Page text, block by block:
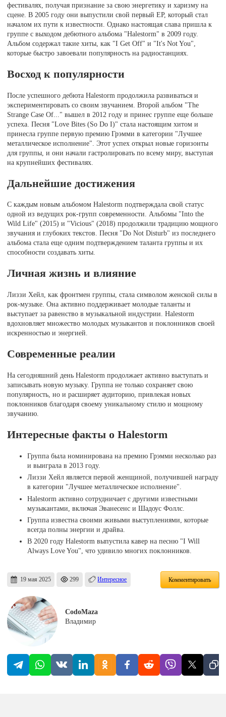
фестивалях, получая признание за свою энергетику и харизму на
сцене. В 2005 году они выпустили свой первый EP, который стал
началом их пути к известности. Однако настоящая слава пришла к
группе с выходом дебютного альбома "Halestorm" в 2009 году.
Альбом содержал такие хиты, как "I Get Off" и "It's Not You",
которые быстро завоевали популярность на радиостанциях.
Восход к популярности
После успешного дебюта Halestorm продолжила развиваться и
экспериментировать со своим звучанием. Второй альбом "The
Strange Case Of..." вышел в 2012 году и принес группе еще больше
успеха. Песня "Love Bites (So Do I)" стала настоящим хитом и
принесла группе первую премию Грэмми в категории "Лучшее
металлическое исполнение". Этот успех открыл новые горизонты
для группы, и они начали гастролировать по всему миру, выступая
на крупнейших фестивалях.
Дальнейшие достижения
С каждым новым альбомом Halestorm подтверждала свой статус
одной из ведущих рок-групп современности. Альбомы "Into the
Wild Life" (2015) и "Vicious" (2018) продолжили традицию мощного
звучания и глубоких текстов. Песня "Do Not Disturb" из последнего
альбома стала еще одним подтверждением таланта группы и их
способности создавать хиты.
Личная жизнь и влияние
Лиззи Хейл, как фронтмен группы, стала символом женской силы в
рок-музыке. Она активно поддерживает молодые таланты и
выступает за равенство в музыкальной индустрии. Halestorm
вдохновляет множество молодых музыкантов и поклонников своей
искренностью и энергией.
Современные реалии
На сегодняшний день Halestorm продолжает активно выступать и
записывать новую музыку. Группа не только сохраняет свою
популярность, но и расширяет аудиторию, привлекая новых
поклонников благодаря своему уникальному стилю и мощному
звучанию.
Интересные факты о Halestorm
Группа была номинирована на премию Грэмми несколько раз
и выиграла в 2013 году.
Лиззи Хейл является первой женщиной, получившей награду
в категории "Лучшее металлическое исполнение".
Halestorm активно сотрудничает с другими известными
музыкантами, включая Эванесенс и Шадоус Фоллс.
Группа известна своими живыми выступлениями, которые
всегда полны энергии и драйва.
В 2020 году Halestorm выпустила кавер на песню "I Will
Always Love You", что удивило многих поклонников.
19 мая 2025 299 Интересное Комментировать
CodoMaza
Владимир